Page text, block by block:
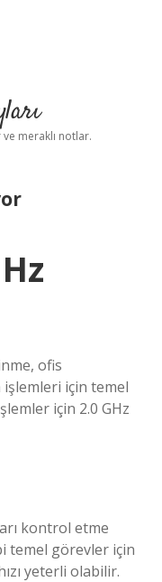
meraklı notlar.
ofis
için temel
için 2.0 GHz
kontrol etme
temel görevler için
yeterli olabilir.